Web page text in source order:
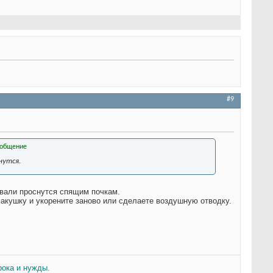
#9
проснутся спящим почкам.
и укорените заново или сделаете воздушную отводку.
и нужды.